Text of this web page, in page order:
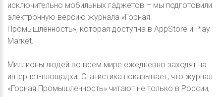
исключительно мобильных гаджетов – мы подготовили
электронную версию журнала «Горная
Промышленность», которая доступна в AppStore и Play
Mаrкеt.
Миллионы людей во всем мире ежедневно заходят на
интернет-площадки. Статистика показывает, что журнал
«Горная Промышленность» читают не только в России,